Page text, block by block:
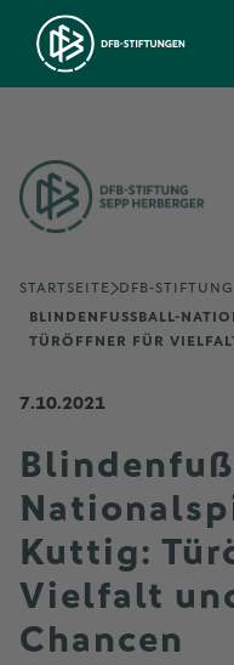
STARTSEITE
DFB-STIFTUNG
BLINDENFUSSBALL-
ÜRÖFFNER FÜR
7.10.2021
Kuttig:
Vielfalt
Chancen